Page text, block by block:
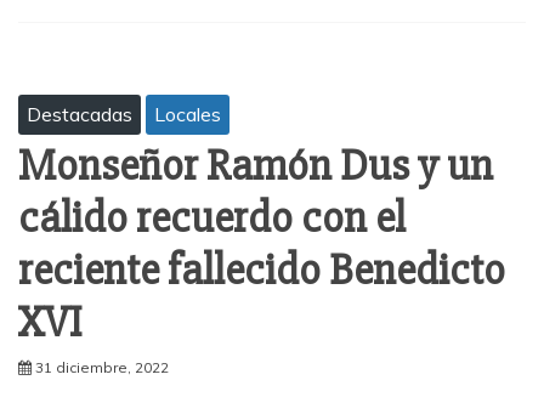
Destacadas Locales
Monseñor Ramón Dus y un
cálido recuerdo con el
reciente fallecido Benedicto
XVI
31 diciembre, 2022